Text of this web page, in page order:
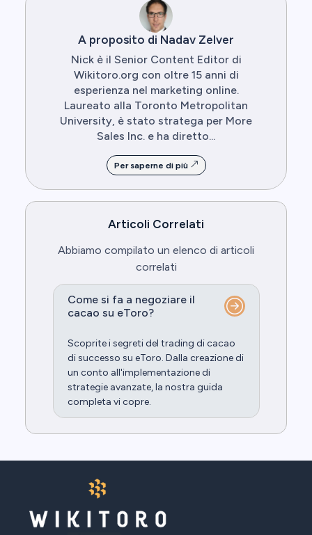
A proposito di Nadav Zelver
Nick è il Senior Content Editor di
Wikitoro.org con oltre 15 anni di
esperienza nel marketing online.
Laureato alla Toronto Metropolitan
University, è stato stratega per More
Sales Inc. e ha diretto...
Per saperne di più
Articoli Correlati
Abbiamo compilato un elenco di articoli
correlati
Come si fa a negoziare il
cacao su eToro?
Scoprite i segreti del trading di cacao
di successo su eToro. Dalla creazione di
un conto all'implementazione di
strategie avanzate, la nostra guida
completa vi copre.